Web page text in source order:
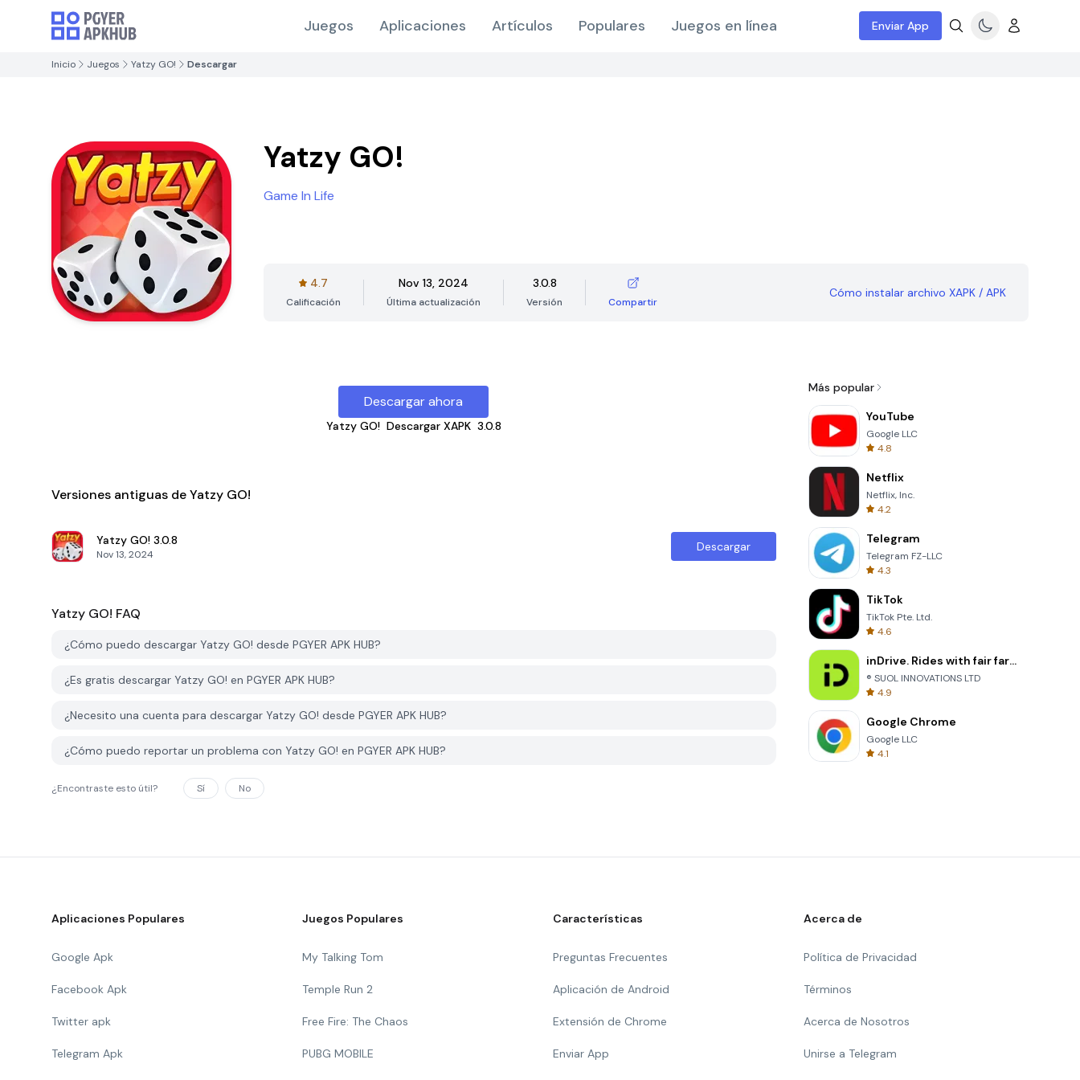
Juegos Aplicaciones Artículos Populares Juegos en línea Enviar App
Inicio Juegos Yatzy GO! Descargar
Yatzy GO!
Game In Life
4.7
Calificación
Nov 13, 2024
Última actualización
3.0.8
Versión Compartir
Cómo instalar archivo XAPK / APK
Descargar ahora
Yatzy GO! Descargar XAPK 3.0.8
Versiones antiguas de Yatzy GO!
Yatzy GO! 3.0.8
Nov 13, 2024
Descargar
Yatzy GO! FAQ
¿Cómo puedo descargar Yatzy GO! desde PGYER APK HUB?
¿Es gratis descargar Yatzy GO! en PGYER APK HUB?
¿Necesito una cuenta para descargar Yatzy GO! desde PGYER APK HUB?
¿Cómo puedo reportar un problema con Yatzy GO! en PGYER APK HUB?
¿Encontraste esto útil? Sí No
Más popular
YouTube
Google LLC
4.8
Netflix
Netflix, Inc.
4.2
Telegram
Telegram FZ-LLC
4.3
TikTok
TikTok Pte. Ltd.
4.6
inDrive. Rides with fair fares
® SUOL INNOVATIONS LTD
4.9
Google Chrome
Google LLC
4.1
Aplicaciones Populares
Google Apk
Facebook Apk
Twitter apk
Telegram Apk
Juegos Populares
My Talking Tom
Temple Run 2
Free Fire: The Chaos
PUBG MOBILE
Características
Preguntas Frecuentes
Aplicación de Android
Extensión de Chrome
Enviar App
Acerca de
Política de Privacidad
Términos
Acerca de Nosotros
Unirse a Telegram